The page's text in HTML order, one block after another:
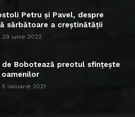
Petru și Pavel, despre
sărbătoare a creștinătății
29 iunie 2022
de Bobotează preotul sfințește
oamenilor
5 ianuarie 2021